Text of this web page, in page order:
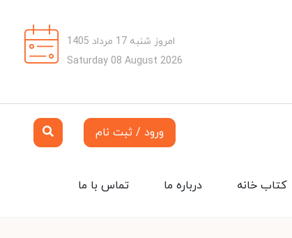
امروز شنبه 17 مرداد 1405
Saturday 08 August 2026
ورود / ثبت نام
تماس با ما درباره ما کتاب خانه